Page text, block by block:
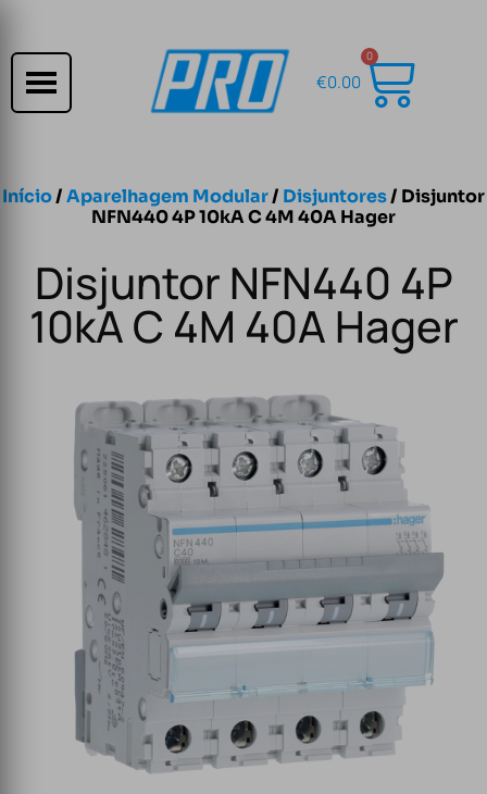
€0.00
0
Início/Aparelhagem Modular/ Disjuntores/ Disjuntor
NFN440 4P 10kA C 4M 40A Hager
Disjuntor NFN440 4P
10kA C 4M 40A Hager